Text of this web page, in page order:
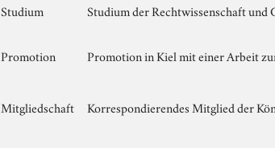
Studium Studium der Rechtwissenschaft und
Promotion Promotion in Kiel mit einer Arbeit
Mitgliedschaft Korrespondierendes Mitglied der